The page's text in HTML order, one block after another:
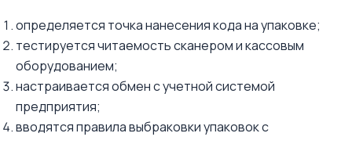
определяется точка нанесения кода на упаковке;
тестируется читаемость сканером и кассовым
оборудованием;
настраивается обмен с учетной системой
предприятия;
вводятся правила выбраковки упаковок с